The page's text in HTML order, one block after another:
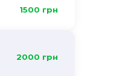
1500 грн
2000 грн